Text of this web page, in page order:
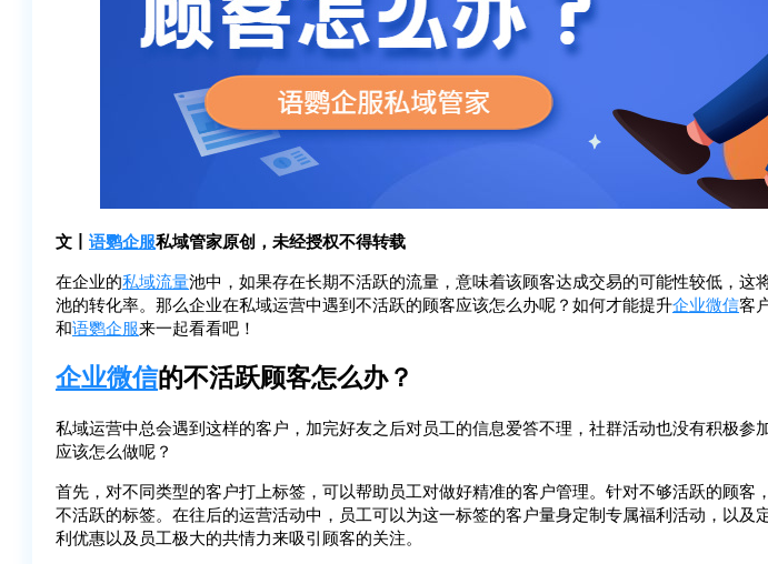
文丨 语鹦企服私域管家原创，未经授权不得转载
在企业的私域流量池中，如果存在长期不活跃的流量，意味着该顾客达成交易的可能性较低，这
池的转化率。那么企业在私域运营中遇到不活跃的顾客应该怎么办呢？如何才能提升企业微信客
和语鹦企服来一起看看吧！
企业微信的不活跃顾客怎么办？
私域运营中总会遇到这样的客户，加完好友之后对员工的信息爱答不理，社群活动也没有积极参
应该怎么做呢？
首先，对不同类型的客户打上标签，可以帮助员工对做好精准的客户管理。针对不够活跃的顾客
不活跃的标签。在往后的运营活动中，员工可以为这一标签的客户量身定制专属福利活动，以及
利优惠以及员工极大的共情力来吸引顾客的关注。